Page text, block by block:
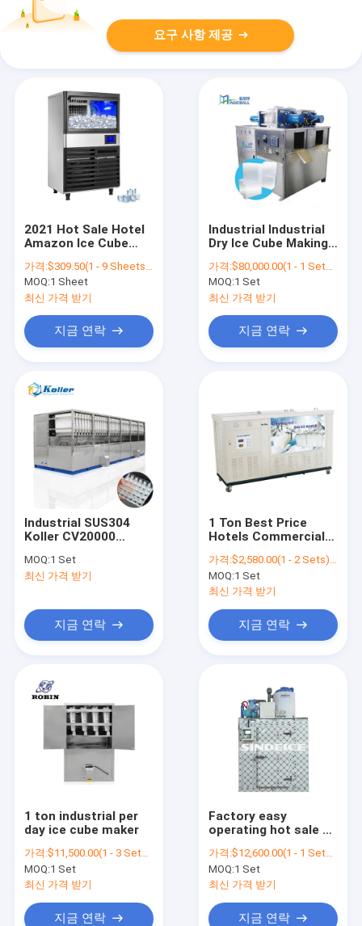
상품
회사 소개
펠릿 얼음 제조기
상업적 얼음 생성 장치
요구 사항 제공
2021 Hot Sale Hotel
Amazon Ice Cube
Industrial Ice Cube
Maker For
Restaurant
가격:$309.50(1 - 9 Sheets) $299.20(10 - 99 Sheets) $285.70(>=100 Sheets)
MOQ:1 Sheet
최신 가격 받기
지금 연락
Industrial Industrial
Dry Ice Cube Making
Make Mini Machine /
Dry Ice Block
Machine
가격:$80,000.00(1 - 1 Sets) $19,000.00(>=2 Sets)
MOQ:1 Set
최신 가격 받기
지금 연락
Industrial SUS304
Koller CV20000
Staineless Steel
Large 20 Tons
MOQ:1 Set
최신 가격 받기
지금 연락
1 Ton Best Price
Hotels Commercial
Steel Automatic Ice
Block Maker New Big
Big Making Ice Cube
가격:$2,580.00(1 - 2 Sets) $2,380.00(3 - 4 Sets) $2,280.00(>=5 Sets)
MOQ:1 Set
최신 가격 받기
지금 연락
1 ton industrial per
day ice cube maker
가격:$11,500.00(1 - 3 Sets) $11,000.00(4 - 9 Sets) $9,980.00(>=10 Sets)
MOQ:1 Set
최신 가격 받기
지금 연락
Factory easy
operating hot sale 5
machine/5 ton ice
flake
machine/industrial 5
machine for fish
가격:$12,600.00(1 - 1 Sets) $12,550.00(>=2 Sets)
MOQ:1 Set
최신 가격 받기
지금 연락